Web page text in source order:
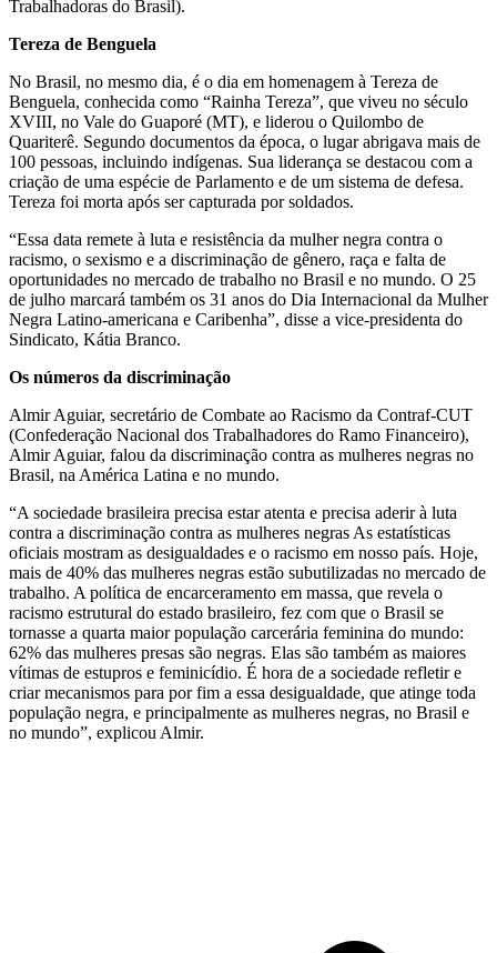
Trabalhadoras do Brasil).
Tereza de Benguela
No Brasil, no mesmo dia, é o dia em homenagem à Tereza de
Benguela, conhecida como “Rainha Tereza”, que viveu no século
XVIII, no Vale do Guaporé (MT), e liderou o Quilombo de
Quariterê. Segundo documentos da época, o lugar abrigava mais de
100 pessoas, incluindo indígenas. Sua liderança se destacou com a
criação de uma espécie de Parlamento e de um sistema de defesa.
Tereza foi morta após ser capturada por soldados.
“Essa data remete à luta e resistência da mulher negra contra o
racismo, o sexismo e a discriminação de gênero, raça e falta de
oportunidades no mercado de trabalho no Brasil e no mundo. O 25
de julho marcará também os 31 anos do Dia Internacional da Mulher
Negra Latino-americana e Caribenha”, disse a vice-presidenta do
Sindicato, Kátia Branco.
Os números da discriminação
Almir Aguiar, secretário de Combate ao Racismo da Contraf-CUT
(Confederação Nacional dos Trabalhadores do Ramo Financeiro),
Almir Aguiar, falou da discriminação contra as mulheres negras no
Brasil, na América Latina e no mundo.
“A sociedade brasileira precisa estar atenta e precisa aderir à luta
contra a discriminação contra as mulheres negras As estatísticas
oficiais mostram as desigualdades e o racismo em nosso país. Hoje,
mais de 40% das mulheres negras estão subutilizadas no mercado de
trabalho. A política de encarceramento em massa, que revela o
racismo estrutural do estado brasileiro, fez com que o Brasil se
tornasse a quarta maior população carcerária feminina do mundo:
62% das mulheres presas são negras. Elas são também as maiores
vítimas de estupros e feminicídio. É hora de a sociedade refletir e
criar mecanismos para por fim a essa desigualdade, que atinge toda
população negra, e principalmente as mulheres negras, no Brasil e
no mundo”, explicou Almir.